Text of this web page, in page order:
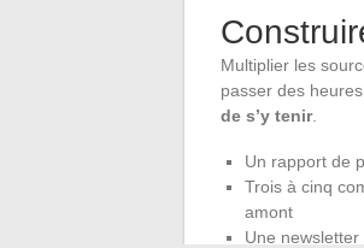
Multiplier les
passer des
de s’y tenir.
Un rapport de
Trois à cinq
amont
Une